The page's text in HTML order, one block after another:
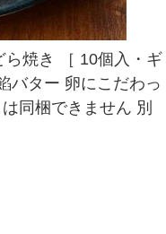
ら焼き ［ 10個入・ギ
バター 卵にこだわっ
同梱できません 別